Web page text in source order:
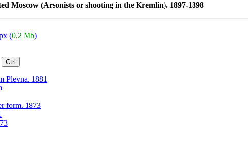
Moscow (Arsonists or shooting in the Kremlin). 1897-1898
(0,2 Mb)
Ctrl